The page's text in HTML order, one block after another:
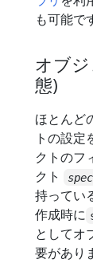
も可能で
オブ
態)
ほとんど
トの設
クトのフ
クト
spec
持ってい
作成時に
としてオ
要があり